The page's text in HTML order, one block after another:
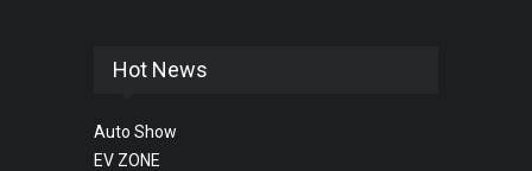
Hot News
Auto Show
EV ZONE